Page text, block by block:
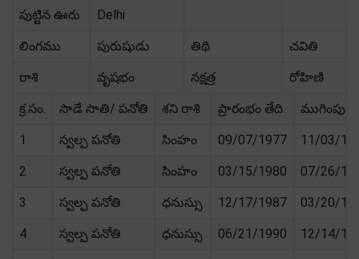
పుట్టిన ఊరు Delhi
లింగము పురుషుడు తిథి చవితి
రాశి వృషభం నక్షత్ర రోహిణి
క్ర.సం. సాడే సాతి/ పనోతి శని రాశి ప్రారంభం తేది ముగింపు
1 స్వల్ప పనోతి సింహం 09/07/1977 11/03/
2 స్వల్ప పనోతి సింహం 03/15/1980 07/26/
3 స్వల్ప పనోతి ధనుస్సు 12/17/1987 03/20/
4 స్వల్ప పనోతి ధనుస్సు 06/21/1990 12/14/